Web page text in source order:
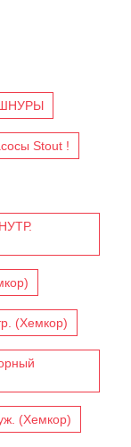
Stout !
(Хемкор)
(Хемкор)